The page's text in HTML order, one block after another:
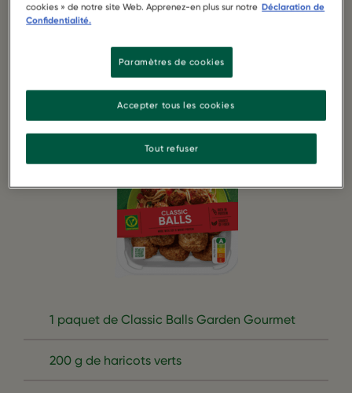
INGRÉDIENTS
1 paquet de Classic Balls Garden Gourmet
200 g de haricots verts
cookies » de notre site Web. Apprenez-en plus sur notre Déclaration de
Confidentialité.
Paramètres de cookies
Tout refuser
Accepter tous les cookies